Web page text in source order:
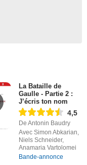
La Bataille de
Gaulle - Partie 2 :
J’écris ton nom
4,5
De Antonin Baudry
Avec Simon Abkarian,
Niels Schneider,
Anamaria Vartolomei
Bande-annonce